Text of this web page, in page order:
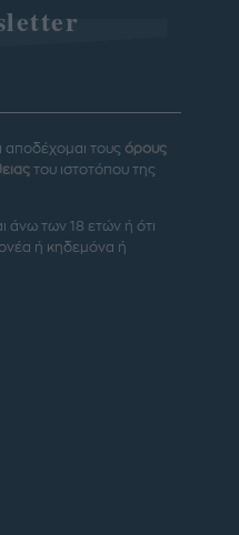
αποδέχομαι τους όρους
του ιστοτόπου της
άνω των 18 ετών ή ότι
ή κηδεμόνα ή